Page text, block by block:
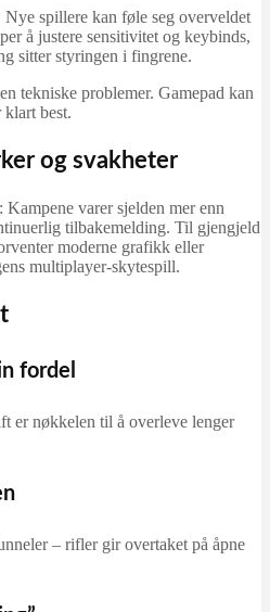
spillere kan føle seg overveldet
å justere sensitivitet og keybinds,
sitter styringen i fingrene.
tekniske problemer. Gamepad kan
klart best.
og svakheter
varer sjelden mer enn
tilbakemelding. Til gjengjeld
moderne grafikk eller
multiplayer-skytespill.
fordel
er nøkkelen til å overleve lenger
– rifler gir overtaket på åpne